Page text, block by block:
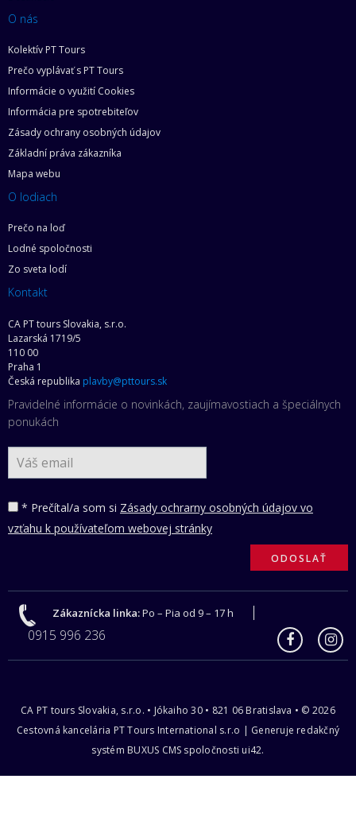
O nás
Kolektív PT Tours
Prečo vyplávať s PT Tours
Informácie o využití Cookies
Informácia pre spotrebiteľov
Zásady ochrany osobných údajov
Základní práva zákazníka
Mapa webu
O lodiach
Prečo na loď
Lodné spoločnosti
Zo sveta lodí
Kontakt
CA PT tours Slovakia, s.r.o.
Lazarská 1719/5
110 00
Praha 1
Česká republika plavby@pttours.sk
Pravidelné informácie o novinkách, zaujímavostiach a špeciálnych
ponukách
* Prečítal/a som si Zásady ochrarny osobných údajov vo
vzťahu k používateľom webovej stránky
Zákaznícka linka:Po – Pia od 9 – 17 h
0915 996 236
CA PT tours Slovakia, s.r.o. • Jókaiho 30 • 821 06 Bratislava • © 2026
Cestovná kancelária PT Tours International s.r.o | Generuje redakčný
systém BUXUS CMS spoločnosti ui42.